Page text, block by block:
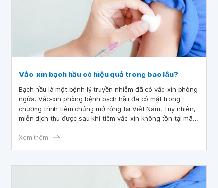
Vắc-xin bạch hầu có hiệu quả trong bao lâu?
Bạch hầu là một bệnh lý truyền nhiễm đã có vắc-xin phòng
ngừa. Vắc-xin phòng bệnh bạch hầu đã có mặt trong
chương trình tiêm chủng mở rộng tại Việt Nam. Tuy nhiên,
miễn dịch thu được sau khi tiêm vắc-xin không tồn tại mãi
vắc-xin bạch hầu giá bao nhiêu?
Xem thêm